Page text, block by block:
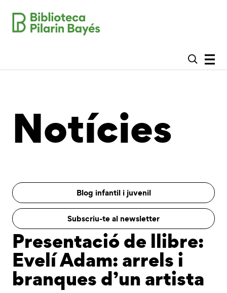
Notícies
Blog infantil i juvenil
Subscriu-te al newsletter
Presentació de llibre:
Evelí Adam: arrels i
branques d’un artista